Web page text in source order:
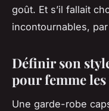
goût. Et s’il fallait
incontournables,
Définir son
pour femme
Une garde-robe